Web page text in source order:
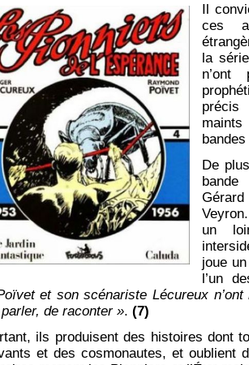
Il
ces
la
n’ont
précis
De
bande
un
joue
l’un
et son scénariste Lécureux
de raconter ». (7)
ils produisent des histoires dont
et des cosmonautes, et oublient